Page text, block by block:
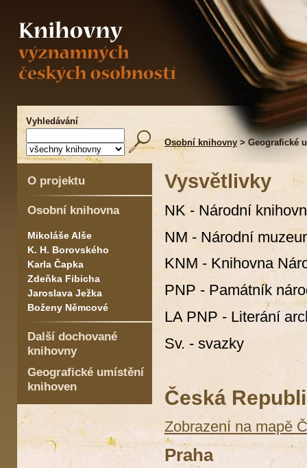
Vyhledávání
Osobní knihovny > Geografické
O projektu
Osobní knihovna
Mikoláše Alše
K. H. Borovského
Karla Čapka
Zdeňka Fibicha
Jaroslava Ježka
Boženy Němcové
Další dochované
knihovny
Geografické umístění
knihoven
Vysvětlivky
NK - Národní
NM - Národní
KNM - Knihovna
PNP - Památník
LA PNP - Literání
Sv. - svazky
Česká
Zobrazení na mapě
Praha